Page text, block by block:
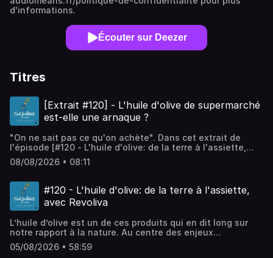
d'informations.
Écouter sur Deezer
Titres
[Extrait #120] - L'huile d'olive de supermarché
est-elle une arnaque ?
"On ne sait pas ce qu'on achète". Dans cet extrait de
l'épisode [#120 - L'huile d'olive: de la terre à l'assiette,
avec Revoliva], les deux co-fondateurs de Revoliva nous
expliquent en quoi la qualité de l'huile d'olive de
l'origine, utilisation frauduleuse du terme vierge extra,
contamination aux polluants... Nos spécialistes oléicoles
vous liste tous les critères à surveiller avant de faire vos
Abonnez-vous à notre podcast ; - Donnez votre avis en
mettant des étoiles et des commentaires sur votre
plateforme d'écoute préférée ; - Parlez d'Écotable et de
son podcast autour de vous ; - Allez manger dans nos
08/08/2026 • 08:11
#120 - L'huile d'olive: de la terre à l'assiette,
avec Revoliva
L’huile d’olive est un de ces produits qui en dit long sur
notre rapport à la nature. Au centre des enjeux
écologiques, sanitaires et sociaux, et en première ligne du
dérèglement climatique, la filière oléicole a plus que
05/08/2026 • 58:59